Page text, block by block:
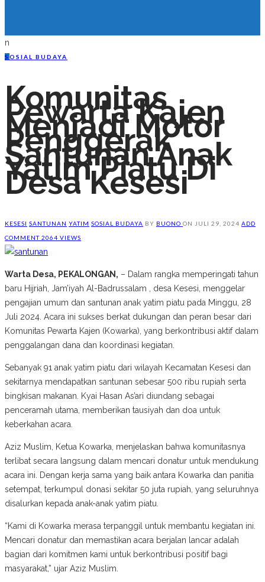
n
S OSIAL BUDAYA
Komunitas
Pewarta Kajen
Menjadi Motor
Penggerak
Santunan Anak
Yatim Piatu Di
Desa Kesesi
KESESI SANTUNAN YATIM SOSIAL BUDAYA BY BUONO ON JULI 29, 2024 ADD
COMMENT 2064 VIEWS
Warta Desa, PEKALONGAN, – Dalam rangka memperingati tahun
baru Hijriah, Jam’iyah Al-Badrussalam , desa Kesesi, menggelar
pengajian umum dan santunan anak yatim piatu pada Minggu, 28
Juli 2024. Acara ini sukses berkat dukungan dan peran besar dari
Komunitas Pewarta Kajen (Kowarka), yang berkontribusi aktif dalam
penggalangan dana dan koordinasi kegiatan.
Sebanyak 91 anak yatim piatu dari wilayah Kecamatan Kesesi dan
sekitarnya mendapatkan santunan sebesar 500 ribu rupiah serta
bingkisan makanan. Kyai Hasan As’ari diundang sebagai
penceramah utama, memberikan tausiyah dan doa untuk
keberkahan acara.
Aziz Muslim, Ketua Kowarka, menjelaskan bahwa komunitasnya
terlibat secara langsung dalam mencari donatur untuk mendukung
acara ini. Dengan kerja sama yang baik antara Kowarka dan panitia
setempat, terkumpul donasi sekitar 50 juta rupiah, yang seluruhnya
disalurkan kepada anak-anak yatim piatu.
“Kami di Kowarka merasa terpanggil untuk membantu kegiatan ini.
Mencari donatur dan memastikan acara berjalan lancar adalah
bagian dari komitmen kami untuk berkontribusi positif bagi
masyarakat,” ujar Aziz Muslim.